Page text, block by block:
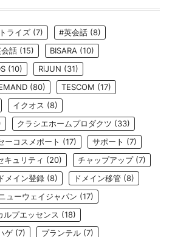
ライズ (7) #英会話 (8)
話 (15) BISARA (10)
(10) RiJUN (31)
(80) TESCOM (17)
イクオス (8)
クラシエホームプロダクツ (33)
ーコスメポート (17) サポート (7)
キュリティ (20) チャップアップ(7)
ドメイン登録 (8) ドメイン移管 (8)
ニューウェイジャパン (17)
ルプエッセンス (18)
ゲ (7) プランテル (7)